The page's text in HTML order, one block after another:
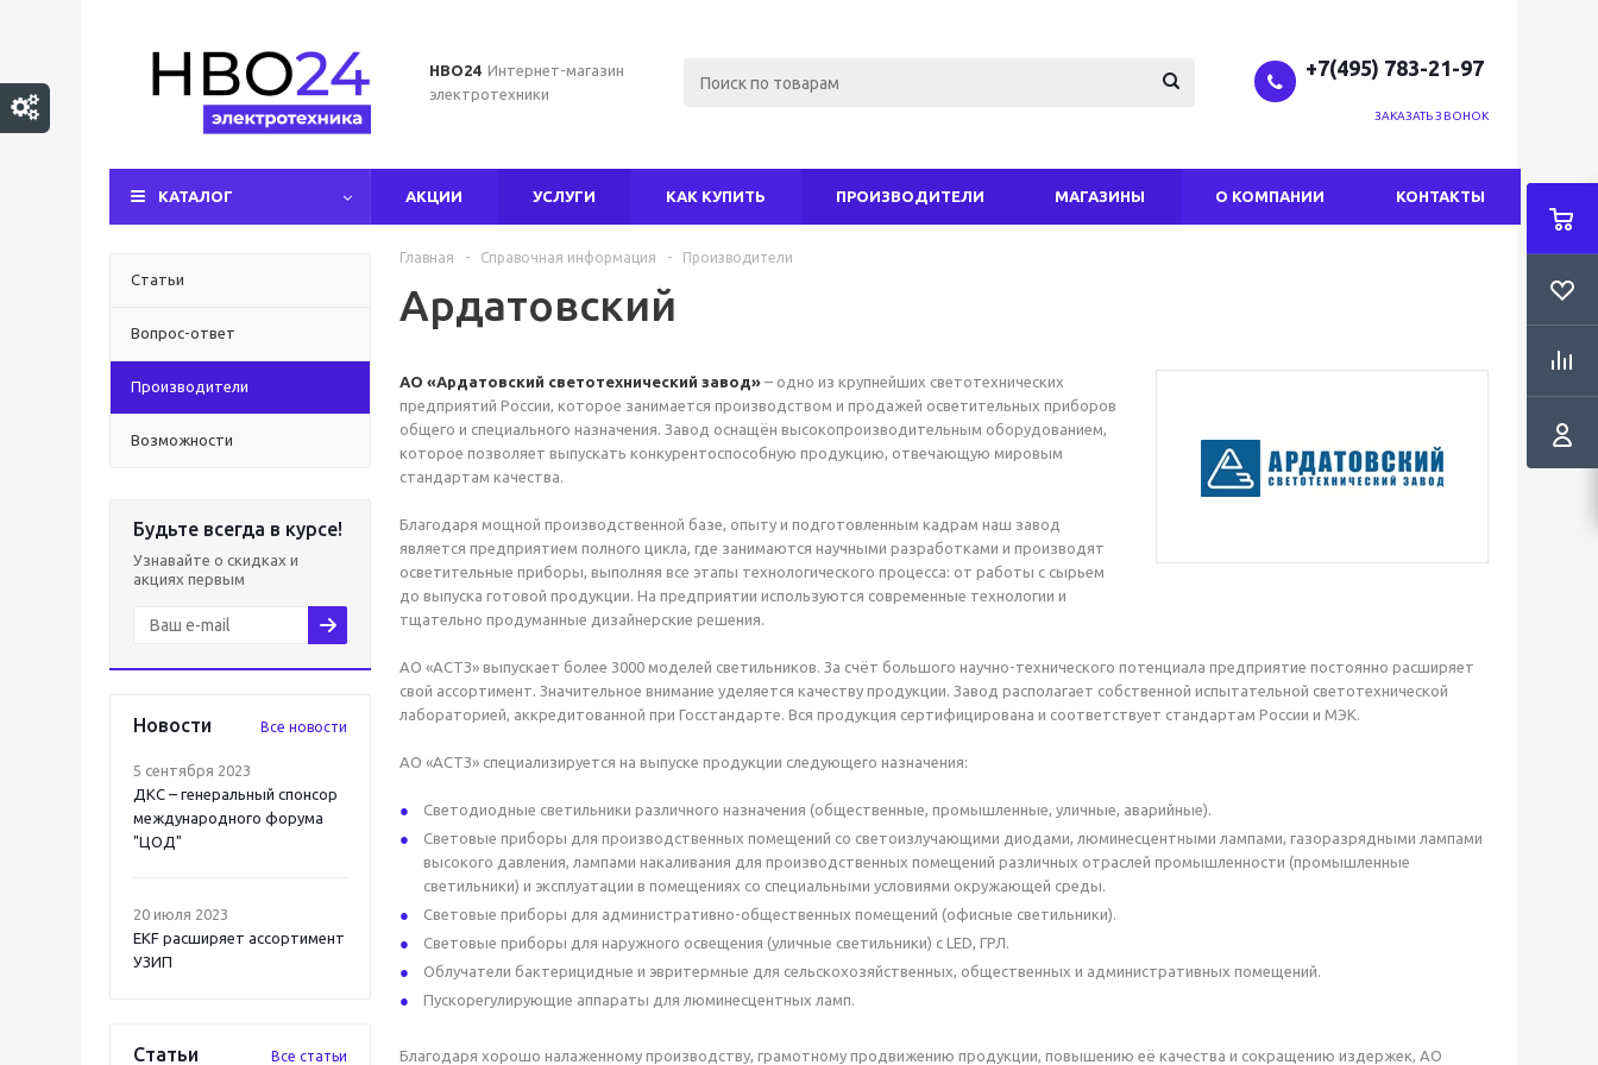
НВО24 Интернет-магазин
электротехники
+7(495) 783-21-97
ЗАКАЗАТЬ ЗВОНОК
КАТАЛОГ АКЦИИ УСЛУГИ КАК КУПИТЬ ПРОИЗВОДИТЕЛИ МАГАЗИНЫ О КОМПАНИИ КОНТАКТЫ
Статьи
Вопрос-ответ
Производители
Возможности
Будьте всегда в курсе!
Узнавайте о скидках и
акциях первым
Новости Все новости
5 сентября 2023
ДКС – генеральный спонсор
международного форума
"ЦОД"
20 июля 2023
EKF расширяет ассортимент
УЗИП
Статьи Все статьи
Главная - Справочная информация - Производители
Ардатовский
АО «Ардатовский светотехнический завод» – одно из крупнейших светотехнических
предприятий России, которое занимается производством и продажей осветительных приборов
общего и специального назначения. Завод оснащён высокопроизводительным оборудованием,
которое позволяет выпускать конкурентоспособную продукцию, отвечающую мировым
стандартам качества.
Благодаря мощной производственной базе, опыту и подготовленным кадрам наш завод
является предприятием полного цикла, где занимаются научными разработками и производят
осветительные приборы, выполняя все этапы технологического процесса: от работы с сырьем
до выпуска готовой продукции. На предприятии используются современные технологии и
тщательно продуманные дизайнерские решения.
АО «АСТЗ» выпускает более 3000 моделей светильников. За счёт большого научно-технического потенциала предприятие постоянно расширяет
свой ассортимент. Значительное внимание уделяется качеству продукции. Завод располагает собственной испытательной светотехнической
лабораторией, аккредитованной при Госстандарте. Вся продукция сертифицирована и соответствует стандартам России и МЭК.
АО «АСТЗ» специализируется на выпуске продукции следующего назначения:
Светодиодные светильники различного назначения (общественные, промышленные, уличные, аварийные).
Световые приборы для производственных помещений со светоизлучающими диодами, люминесцентными лампами, газоразрядными лампами
высокого давления, лампами накаливания для производственных помещений различных отраслей промышленности (промышленные
светильники) и эксплуатации в помещениях со специальными условиями окружающей среды.
Световые приборы для административно-общественных помещений (офисные светильники).
Световые приборы для наружного освещения (уличные светильники) с LED, ГРЛ.
Облучатели бактерицидные и эвритермные для сельскохозяйственных, общественных и административных помещений.
Пускорегулирующие аппараты для люминесцентных ламп.
Благодаря хорошо налаженному производству, грамотному продвижению продукции, повышению её качества и сокращению издержек, АО